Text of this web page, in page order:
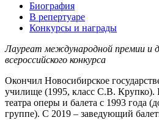
Биография
В репертуаре
Конкурсы и награды
Лауреат международной премии и
всероссийского конкурса
Окончил Новосибирское
училище (1995, класс С.В. Крупко).
театра оперы и балета с 1993 года
группе). С 2019 – заведующий